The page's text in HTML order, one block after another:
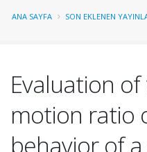
ANA SAYFA SON EKLENEN
Evaluation
motion ratio
behavior of